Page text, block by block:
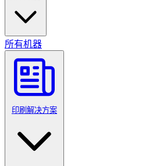
所有机器
印刷解决方案